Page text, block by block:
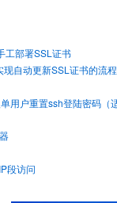
工部署SSL证书
自动更新SSL证书的流程
用户重置ssh登陆密码（
段访问